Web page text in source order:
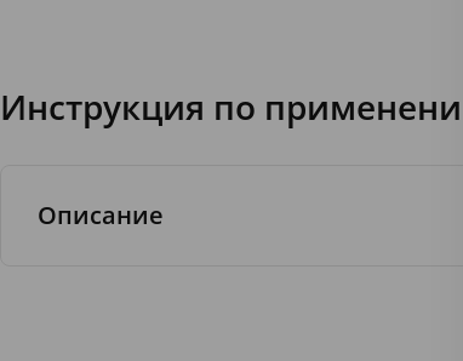
Инструкция по
Описание
стоматологов для детей в
низкой степенью абразивности и